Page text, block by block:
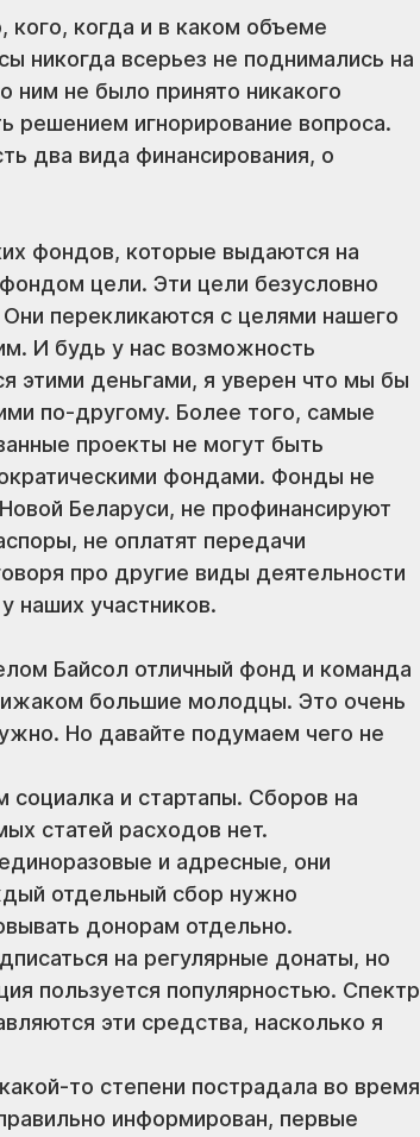
когда и в каком объеме
никогда всерьез не поднимались на
ним не было принято никакого
решением игнорирование вопроса.
два вида финансирования, о
фондов, которые выдаются на
цели. Эти цели безусловно
перекликаются с целями нашего
И будь у нас возможность
этими деньгами, я уверен что мы бы
по-другому. Более того, самые
проекты не могут быть
фондами. Фонды не
Беларуси, не профинансируют
не оплатят передачи
про другие виды деятельности
наших участников.
Байсол отличный фонд и команда
большие молодцы. Это очень
Но давайте подумаем чего не
социалка и стартапы. Сборов на
статей расходов нет.
и адресные, они
отдельный сбор нужно
донорам отдельно.
на регулярные донаты, но
пользуется популярностью. Спектр
эти средства, насколько я
то степени пострадала во время
информирован, первые